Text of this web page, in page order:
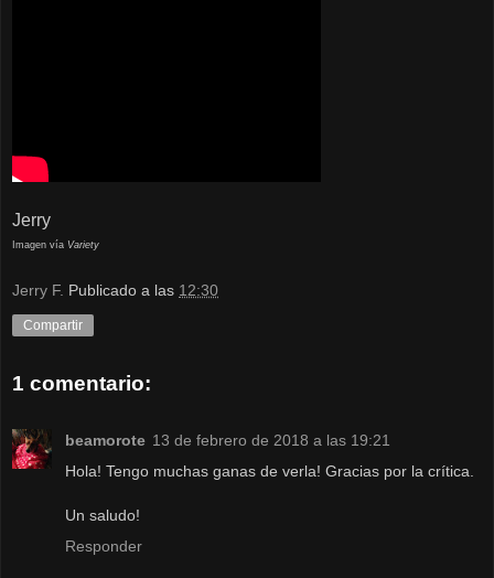
Jerry
Imagen vía Variety
Jerry F. Publicado a las 12:30
Compartir
1 comentario:
beamorote 13 de febrero de 2018 a las 19:21
Hola! Tengo muchas ganas de verla! Gracias por la crítica.
Un saludo!
Responder